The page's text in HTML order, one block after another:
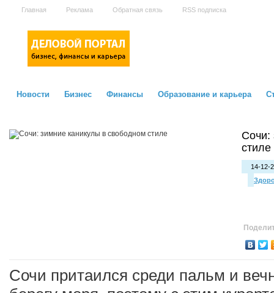
Главная Реклама Обратная связь RSS подписка
Новости Бизнес Финансы Образование и карьера
Сочи:
стиле
14-12-
Сочи притаился среди пальм и